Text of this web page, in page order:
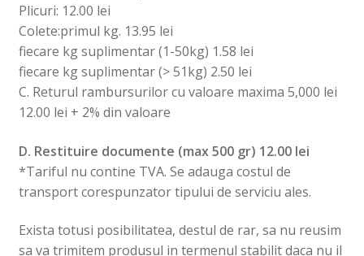
Plicuri: 12.00 lei
Colete:primul kg. 13.95 lei
fiecare kg suplimentar (1-50kg) 1.58 lei
fiecare kg suplimentar (> 51kg) 2.50 lei
C. Returul rambursurilor cu valoare maxima 5,000 lei
12.00 lei + 2% din valoare
D. Restituire documente (max 500 gr) 12.00 lei
*Tariful nu contine TVA. Se adauga costul de
transport corespunzator tipului de serviciu ales.
Exista totusi posibilitatea, destul de rar, sa nu reusim
sa va trimitem produsul in termenul stabilit daca nu il